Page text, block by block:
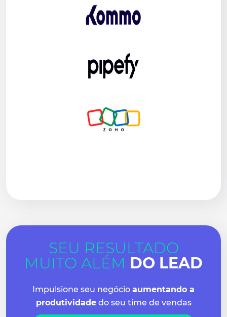
SEU RESULTADO
MUITO ALÉM DO LEAD
Impulsione seu negócio aumentando a
produtividadedo seu time de vendas